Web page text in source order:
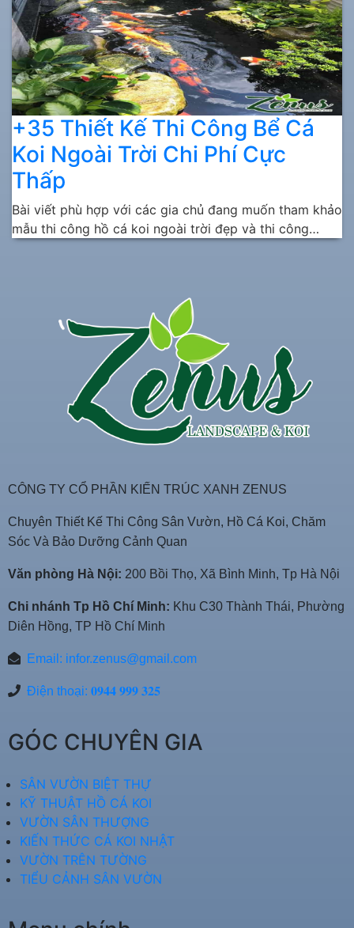
+35 Thiết Kế Thi Công Bể Cá
Koi Ngoài Trời Chi Phí Cực
Thấp
Bài viết phù hợp với các gia chủ đang muốn tham khảo
mẫu thi công hồ cá koi ngoài trời đẹp và thi công…
CÔNG TY CỔ PHẦN KIẾN TRÚC XANH ZENUS
Chuyên Thiết Kế Thi Công Sân Vườn, Hồ Cá Koi, Chăm
Sóc Và Bảo Dưỡng Cảnh Quan
Văn phòng Hà Nội: 200 Bồi Thọ, Xã Bình Minh, Tp Hà Nội
Chi nhánh Tp Hồ Chí Minh: Khu C30 Thành Thái, Phường
Diên Hồng, TP Hồ Chí Minh
Email: infor.zenus@gmail.com
Điện thoại: 𝟎𝟗𝟒𝟒 𝟗𝟗𝟗 𝟑𝟐𝟓
GÓC CHUYÊN GIA
SÂN VƯỜN BIỆT THỰ
KỸ THUẬT HỒ CÁ KOI
VƯỜN SÂN THƯỢNG
KIẾN THỨC CÁ KOI NHẬT
VƯỜN TRÊN TƯỜNG
TIỂU CẢNH SÂN VƯỜN